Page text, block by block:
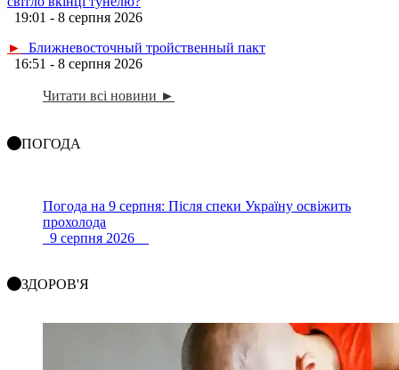
19:01 - 8 серпня 2026
►
Ближневосточный тройственный пакт
16:51 - 8 серпня 2026
Читати всі новини ►
ПОГОДА
Погода на 9 серпня: Після спеки Україну освіжить
прохолода
9 серпня 2026
ЗДОРОВ'Я